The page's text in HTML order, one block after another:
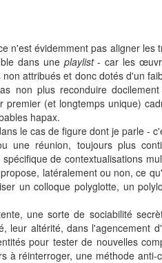
n'est évidemment pas aligner
dans une playlist- car les
attribués et donc dotés d'un
non plus reconduire
(et longtemps unique)
hapax.
le cas de figure dont je parle -
une réunion, toujours plus
de contextualisations
latéralement ou non, ce
un colloque polyglotte, un
une sorte de sociabilité
leur altérité, dans l'agencement
pour tester de nouvelles
à réinterroger, une méthode